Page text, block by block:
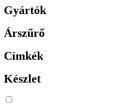
Gyártók
Árszűrő
Címkék
Készlet